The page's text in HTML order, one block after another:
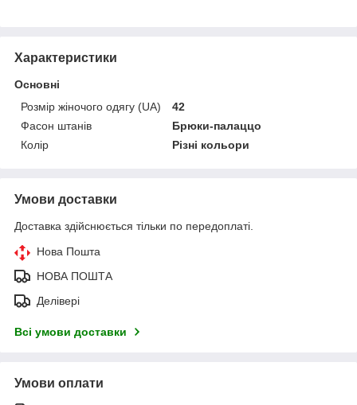
Характеристики
Основні
Розмір жіночого одягу (UA)
42
Фасон штанів
Брюки-палаццо
Колір
Різні кольори
Умови доставки
Доставка здійснюється тільки по передоплаті.
Нова Пошта
НОВА ПОШТА
Делівері
Всі умови доставки
Умови оплати